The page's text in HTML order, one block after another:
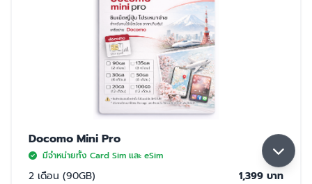
Docomo Mini Pro
มีจำหน่ายทั้ง Card Sim และ eSim
2 เดือน (90GB) 1,399 บาท